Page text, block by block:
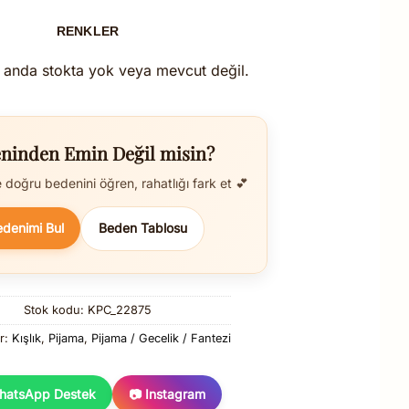
RENKLER
anda stokta yok veya mevcut değil.
Emin Değil misin?
bedenini öğren, rahatlığı fark et 💕
Bul Beden Tablosu
Stok kodu: KPC_22875
Kışlık, Pijama, Pijama / Gecelik / Fantezi
Destek 📷 Instagram